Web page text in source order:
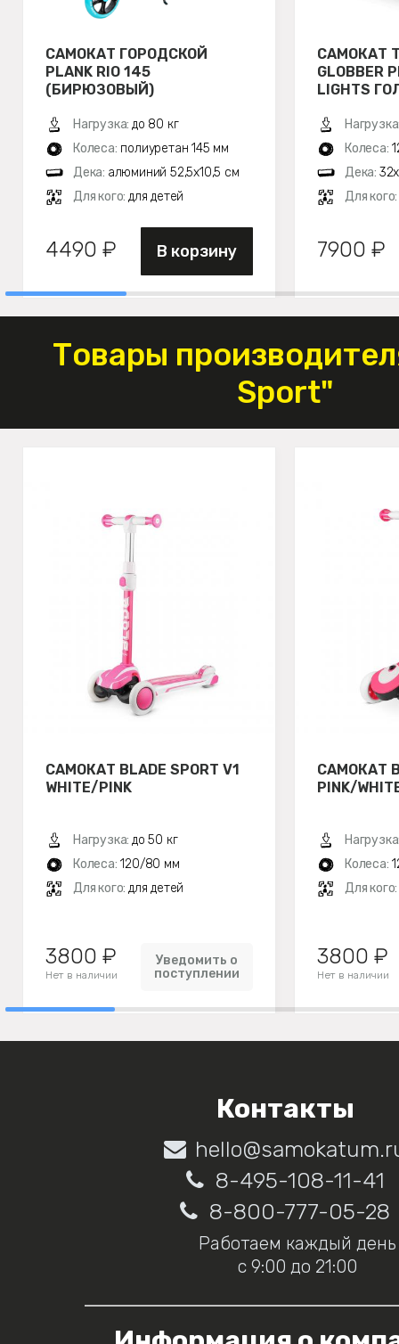
САМОКАТ ГОРОДСКОЙ
PLANK RIO 145
(БИРЮЗОВЫЙ)
Нагрузка: до 80 кг
Колеса: полиуретан 145 мм
Дека: алюминий 52,5х10,5 см
Для кого: для детей
4490 ₽ В корзину
САМОКАТ
GLOBBER
LIGHTS
Колеса:
Дека:
Для кого:
7900 ₽
Товары
Sport"
САМОКАТ BLADE SPORT V1
WHITE/PINK
Нагрузка: до 50 кг
Колеса: 120/80 мм
Для кого: для детей
3800 ₽
Нет в наличии
Уведомить о
поступлении
САМОКАТ
PINK/
Колеса:
Для кого:
3800 ₽
Нет в наличии
Контакты
8-495-108-11-41
8-800-777-05-28
Работаем каждый день
с 9:00 до 21:00